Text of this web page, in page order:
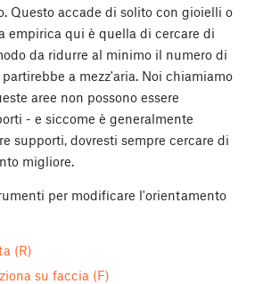
Questo accade di solito con gioielli o
empirica qui è quella di cercare di
da ridurre al minimo il numero di
a mezz'aria. Noi chiamiamo
aree non possono essere
- e siccome è generalmente
supporti, dovresti sempre cercare di
migliore.
per modificare l'orientamento
(R)
su faccia (F)